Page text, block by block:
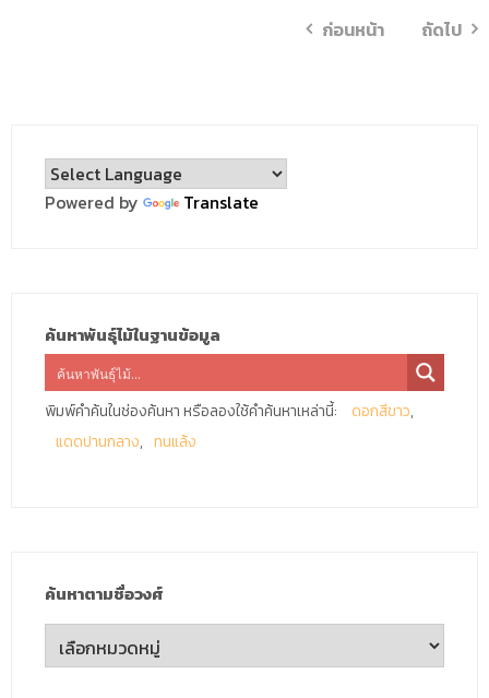
ก่อนหน้า ถัดไป
Powered by Translate
ค้นหาพันธุ์ไม้ในฐานข้อมูล
พิมพ์คำค้นในช่องค้นหา หรือลองใช้คำค้นหาเหล่านี้:
ดอกสีขาว
แดดปานกลาง
ทนแล้ง
ค้นหาตามชื่อวงศ์
ค้นหา
ตาม